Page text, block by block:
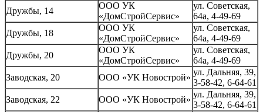
Дружбы, 14
ООО УК
«ДомСтройСервис»
ул. Советская,
64а, 4-49-69
Дружбы, 18
ООО УК
«ДомСтройСервис»
ул. Советская,
64а, 4-49-69
Дружбы, 20
ООО УК
«ДомСтройСервис»
ул. Советская,
64а, 4-49-69
Заводская, 20
ООО «УК Новострой»
ул. Дальняя, 39,
3-58-42, 6-64-61
Заводская, 22
ООО «УК Новострой»
ул. Дальняя, 39,
3-58-42, 6-64-61